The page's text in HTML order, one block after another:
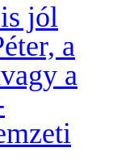
jól
a
a